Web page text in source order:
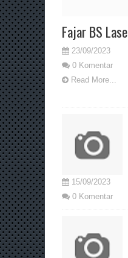
Fajar BS Lase
23/09/2023
0 Komentar
Read More...
15/09/2023
0 Komentar